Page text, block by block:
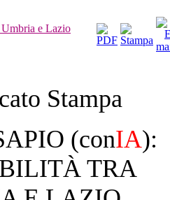
e Lazio
Stampa
(conIA):
TRA